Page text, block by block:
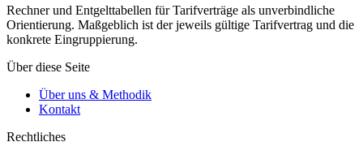
Rechner und Entgelttabellen für Tarifverträge als unverbindliche
Orientierung. Maßgeblich ist der jeweils gültige Tarifvertrag und die
konkrete Eingruppierung.
Über diese Seite
Über uns & Methodik
Kontakt
Rechtliches